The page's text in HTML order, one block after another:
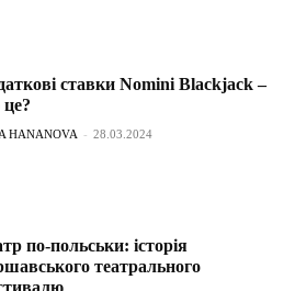
ставки Nomini Blackjack –
HANANOVA - 28.03.2024
по-польськи: історія
театрального